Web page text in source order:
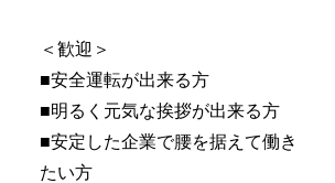
＜歓迎＞
■安全運転が出来る方
■明るく元気な挨拶が出来る方
■安定した企業で腰を据えて働き
たい方